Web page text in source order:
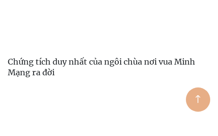
Chứng tích duy nhất của ngôi chùa nơi vua Minh
Mạng ra đời